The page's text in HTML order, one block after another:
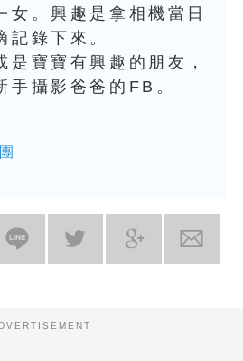
女。興趣是拿相機當日
記錄下來。
是寶寶有興趣的朋友，
手攝影爸爸的FB。